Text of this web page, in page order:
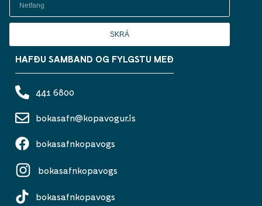
SKRÁ
HAFÐU SAMBAND OG FYLGSTU MEÐ
441 6800
bokasafn@kopavogur.is
bokasafnkopavogs
bokasafnkopavogs
bokasafnkopavogs